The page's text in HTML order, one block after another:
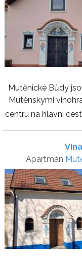
Mutěnické Bůdy
Mutěnskými
centru na hlavní
Apartmán